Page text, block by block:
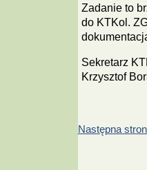
Zadanie to
do KTKol.
Sekretarz
Krzysztof
Następna